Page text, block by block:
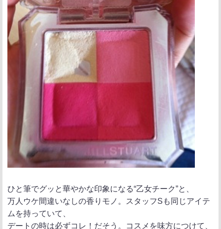
ひと筆でグッと華やかな印象になる“乙女チーク”と、
万人ウケ間違いなしの香りモノ。スタッフSも同じアイテ
ムを持っていて、
デートの時は必ずコレ！だそう。コスメを味方につけて、